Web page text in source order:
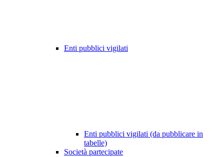
Enti pubblici vigilati
Enti pubblici vigilati (da pubblicare in
tabelle)
Società partecipate